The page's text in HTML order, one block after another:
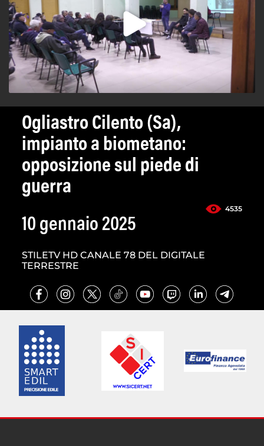
Ogliastro Cilento (Sa),
impianto a biometano:
opposizione sul piede di
guerra
4535
10 gennaio 2025
STILETV HD CANALE 78 DEL DIGITALE
TERRESTRE